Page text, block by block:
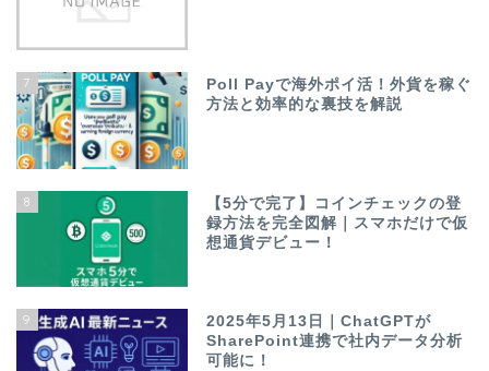
7
Poll Payで海外ポイ活！外貨を稼ぐ
方法と効率的な裏技を解説
8
【5分で完了】コインチェックの登
録方法を完全図解｜スマホだけで仮
想通貨デビュー！
9
2025年5月13日｜ChatGPTが
SharePoint連携で社内データ分析
可能に！